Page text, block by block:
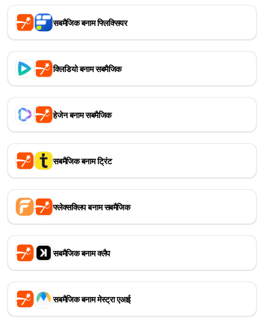
सबमैजिक बनाम फ्लिक्सियर
क्लिडियो बनाम सबमैजिक
हेजेन बनाम सबमैजिक
सबमैजिक बनाम ट्रिंट
फ्लेक्सक्लिप बनाम सबमैजिक
सबमैजिक बनाम क्लैप
सबमैजिक बनाम मेस्ट्रा एआई